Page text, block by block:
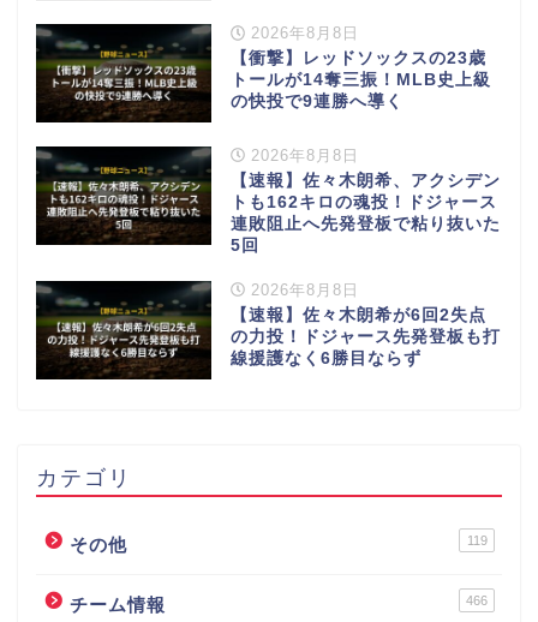
2026年8月8日
【衝撃】レッドソックスの23歳
トールが14奪三振！MLB史上級
の快投で9連勝へ導く
2026年8月8日
【速報】佐々木朗希、アクシデン
トも162キロの魂投！ドジャース
連敗阻止へ先発登板で粘り抜いた
5回
2026年8月8日
【速報】佐々木朗希が6回2失点
の力投！ドジャース先発登板も打
線援護なく6勝目ならず
カテゴリ
その他 119
チーム情報 466